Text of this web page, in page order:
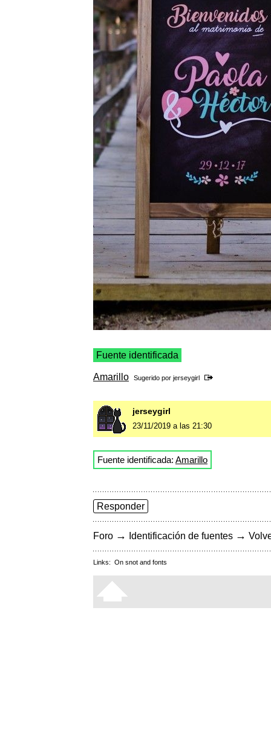
Fuente identificada
Amarillo Sugerido por jerseygirl
jerseygirl
23/11/2019 a las 21:30
Fuente identificada: Amarillo
Responder
Foro → Identificación de fuentes →
Links: On snot and fonts